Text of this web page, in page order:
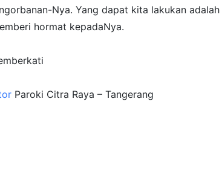
Nya. Yang dapat kita lakukan adalah
hormat kepadaNya.
Paroki Citra Raya – Tangerang